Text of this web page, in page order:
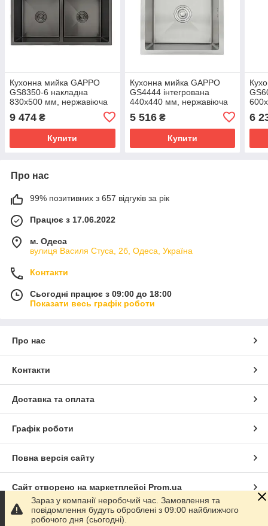
Кухонна мийка GAPPO
GS8350-6 накладна
830x500 мм, нержавіюча
9 474 ₴
Купити
Кухонна мийка GAPPO
GS4444 інтегрована
440x440 мм, нержавіюча
5 516₴
Купити
6
Про нас
99% позитивних з 657 відгуків за рік
Працює з 17.06.2022
м. Одеса
вулиця Василя Стуса, 2б, Одеса, Україна
Контакти
Сьогодні працює з 09:00 до 18:00
Показати весь графік роботи
Про нас
Контакти
Доставка та оплата
Графік роботи
Повна версія сайту
Сайт створено на маркетплейсі Prom.ua
Політика конфіденційності
Зараз у компанії неробочий час. Замовлення та
повідомлення будуть оброблені з 09:00 найближчого
робочого дня (сьогодні).